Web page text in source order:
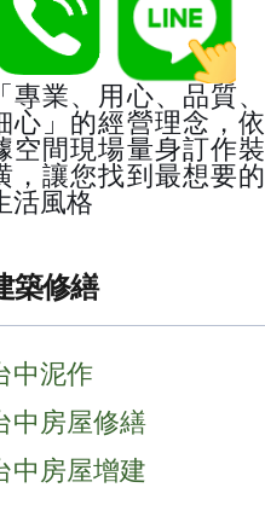
「專業、用心、品質、
心」的經營理念，依
空間現場量身訂作裝
，讓您找到最想要的
活風格
築修繕
中泥作
中房屋修繕
中房屋增建